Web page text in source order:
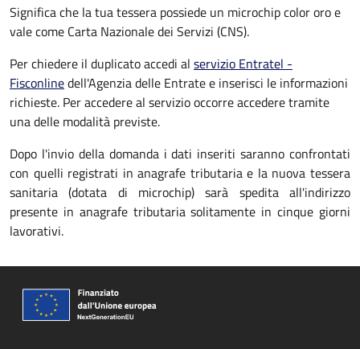
Significa che la tua tessera possiede un microchip color oro e
vale come Carta Nazionale dei Servizi (CNS).
Per chiedere il duplicato accedi al servizio Entratel -
Fisconlinedell'Agenzia delle Entrate e inserisci le informazioni
richieste. Per accedere al servizio occorre accedere tramite
una delle modalità previste.
Dopo l'invio della domanda i dati inseriti saranno confrontati
con quelli registrati in anagrafe tributaria e la nuova tessera
sanitaria (dotata di microchip) sarà spedita all'indirizzo
presente in anagrafe tributaria solitamente in cinque giorni
lavorativi.